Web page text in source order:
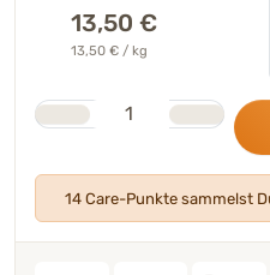
13,50 €
13,50 € / kg
Anzahl
14 Care-Punkte sammelst